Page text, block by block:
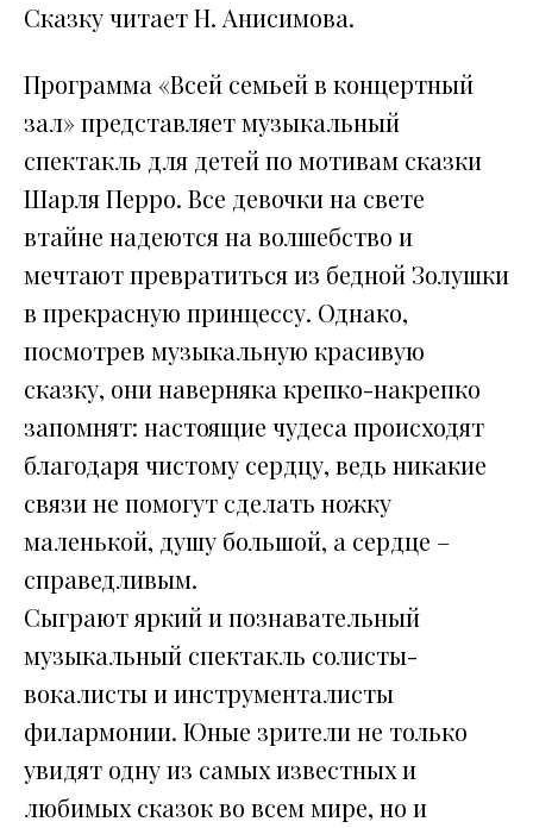
Сказку читает Н. Анисимова.
Программа «Всей семьей в концертный
зал» представляет музыкальный
спектакль для детей по мотивам сказки
Шарля Перро. Все девочки на свете
втайне надеются на волшебство и
мечтают превратиться из бедной Золушки
в прекрасную принцессу. Однако,
посмотрев музыкальную красивую
сказку, они наверняка крепко-накрепко
запомнят: настоящие чудеса происходят
благодаря чистому сердцу, ведь никакие
связи не помогут сделать ножку
маленькой, душу большой, а сердце –
справедливым.
Сыграют яркий и познавательный
музыкальный спектакль солисты-
вокалисты и инструменталисты
филармонии. Юные зрители не только
увидят одну из самых известных и
любимых сказок во всем мире, но и